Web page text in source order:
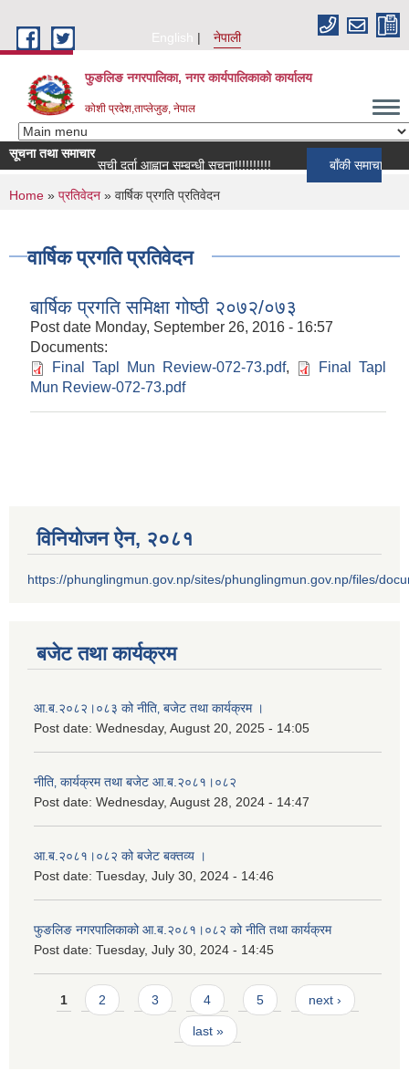
English
नेपाली
फुङलिङ नगरपालिका, नगर कार्यपालिकाको कार्यालय
कोशी प्रदेश,ताप्लेजुङ, नेपाल
सूचना तथा समाचार
सूची दर्ता आह्वान सम्बन्धी सूचना!!!!!!!!!!
बाँकी समाचार
You are here
Home » प्रतिवेदन » वार्षिक प्रगति प्रतिवेदन
वार्षिक प्रगति प्रतिवेदन
बार्षिक प्रगति समिक्षा गोष्ठी २०७२/०७३
Post date Monday, September 26, 2016 - 16:57
Documents:
Final Tapl Mun Review-072-73.pdf,
Final Tapl
Mun Review-072-73.pdf
विनियोजन ऐन‚ २०८१
https://phunglingmun.gov.np/sites/phunglingmun.gov.np/files/
बजेट तथा कार्यक्रम
आ.ब.२०८२।०८३ को नीति‚ बजेट तथा कार्यक्रम ।
Post date: Wednesday, August 20, 2025 - 14:05
नीति‚ कार्यक्रम तथा बजेट आ.ब.२०८१।०८२
Post date: Wednesday, August 28, 2024 - 14:47
आ.ब.२०८१।०८२ को बजेट बक्तव्य ।
Post date: Tuesday, July 30, 2024 - 14:46
फुङलिङ नगरपालिकाको आ.ब.२०८१।०८२ को नीति तथा कार्यक्रम
Post date: Tuesday, July 30, 2024 - 14:45
Pages
1 2 3 4 5 next ›
last »